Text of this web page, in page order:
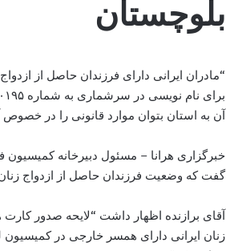
بلوچستان
“مادران ایرانی دارای فرزندان حاصل از
آن به استان بتوان موارد قانونی را در خصوص
خبرگزاری هرانا – مسئول دبیرخانه
گفت که وضعیت فرزندان حاصل از ازدواج
آقای برازنده اظهار داشت “لایحه صدور
زنان ایرانی دارای همسر خارجی در